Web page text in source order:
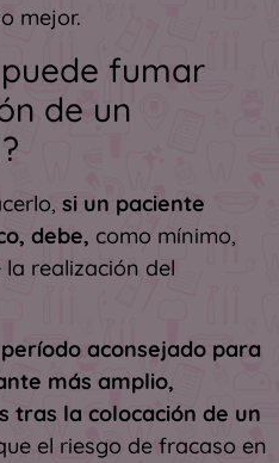
mejor.
fumar
de un
si un paciente
debe, como mínimo,
la realización del
aconsejado para
más amplio,
tras la colocación de un
el riesgo de fracaso en